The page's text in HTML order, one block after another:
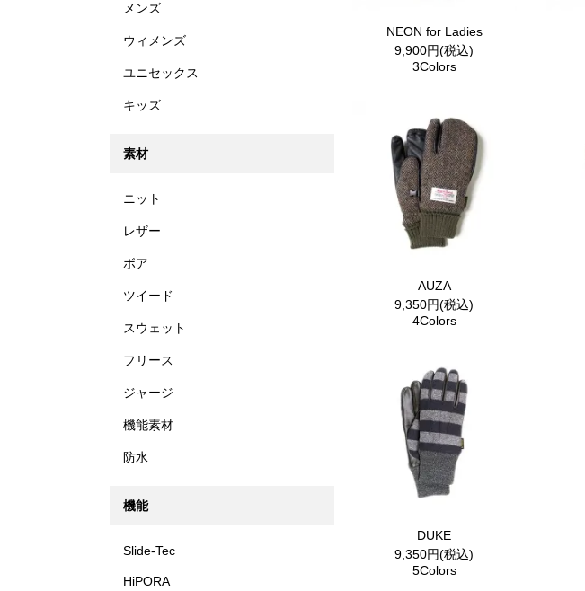
NEON for Ladies
9,900円(税込)
3Colors
AUZA
9,350円(税込)
4Colors
DUKE
9,350円(税込)
5Colors
メンズ
ウィメンズ
ユニセックス
キッズ
素材
ニット
レザー
ボア
ツイード
スウェット
フリース
ジャージ
機能素材
防水
機能
Slide-Tec
HiPORA